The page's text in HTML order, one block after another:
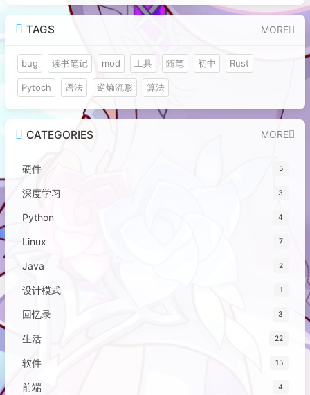
TAGS MORE
bug 读书笔记 mod 工具 随笔 初中 Rust
Pytoch 语法 逆熵流形 算法
CATEGORIES MORE
硬件 5
深度学习 3
Python 4
Linux 7
Java 2
设计模式 1
回忆录 3
生活 22
软件 15
前端 4